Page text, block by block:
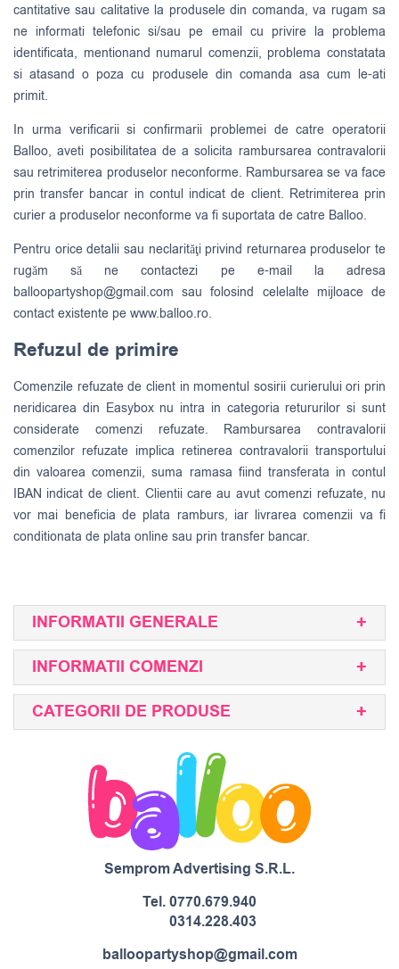
cantitative sau calitative la produsele din comanda, va rugam sa
ne informati telefonic si/sau pe email cu privire la problema
identificata, mentionand numarul comenzii, problema constatata
si atasand o poza cu produsele din comanda asa cum le-ati
primit.
In urma verificarii si confirmarii problemei de catre operatorii
Balloo, aveti posibilitatea de a solicita rambursarea contravalorii
sau retrimiterea produselor neconforme. Rambursarea se va face
prin transfer bancar in contul indicat de client. Retrimiterea prin
curier a produselor neconforme va fi suportata de catre Balloo.
Pentru orice detalii sau neclarităţi privind returnarea produselor te
rugăm să ne contactezi pe e-mail la adresa
balloopartyshop@gmail.com sau folosind celelalte mijloace de
contact existente pe www.balloo.ro.
Refuzul de primire
Comenzile refuzate de client in momentul sosirii curierului ori prin
neridicarea din Easybox nu intra in categoria retururilor si sunt
considerate comenzi refuzate. Rambursarea contravalorii
comenzilor refuzate implica retinerea contravalorii transportului
din valoarea comenzii, suma ramasa fiind transferata in contul
IBAN indicat de client. Clientii care au avut comenzi refuzate, nu
vor mai beneficia de plata ramburs, iar livrarea comenzii va fi
conditionata de plata online sau prin transfer bancar.
INFORMATII GENERALE
INFORMATII COMENZI
CATEGORII DE PRODUSE
Semprom Advertising S.R.L.
Tel.0770.679.940
0314.228.403
balloopartyshop@gmail.com